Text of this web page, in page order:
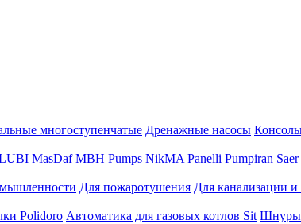
многоступенчатые Дренажные насосы
MasDaf MBH Pumps NikMA Panelli Pumpiran Saer
Для пожаротушения Для канализации и
Polidoro Автоматика для газовых котлов Sit Шнуры